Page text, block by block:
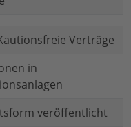
Verträge
in
veröffentlicht